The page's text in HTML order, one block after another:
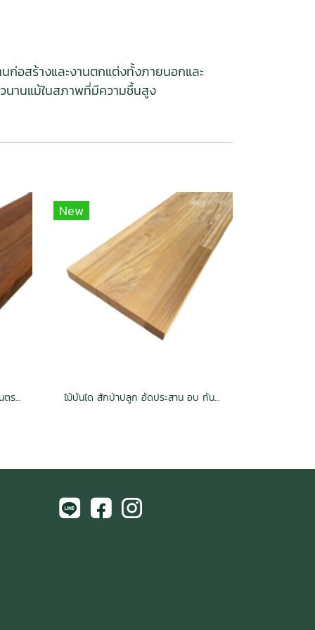
ก่อสร้างและงานตกแต่งทั้งภายนอกและ
นานแม้ในสภาพที่มีความชื้นสูง
ไม้บันได ฮาร์ดวู้ด อัดประสานลายเส้นตรง อบ กันปลวก H3.2 สีวอลนัท
New
ไม้บันได สักป่าปลูก อัดประสาน อบ กันปลวก H3.2 Grade AA